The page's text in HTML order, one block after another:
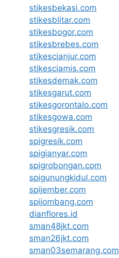
stikesbekasi.com
stikesblitar.com
stikesbogor.com
stikesbrebes.com
stikescianjur.com
stikesciamis.com
stikesdemak.com
stikesgarut.com
stikesgorontalo.com
stikesgowa.com
stikesgresik.com
spigresik.com
spigianyar.com
spigrobongan.com
spigunungkidul.com
spijember.com
spijombang.com
dianflores.id
sman48jkt.com
sman26jkt.com
sman03semarang.com